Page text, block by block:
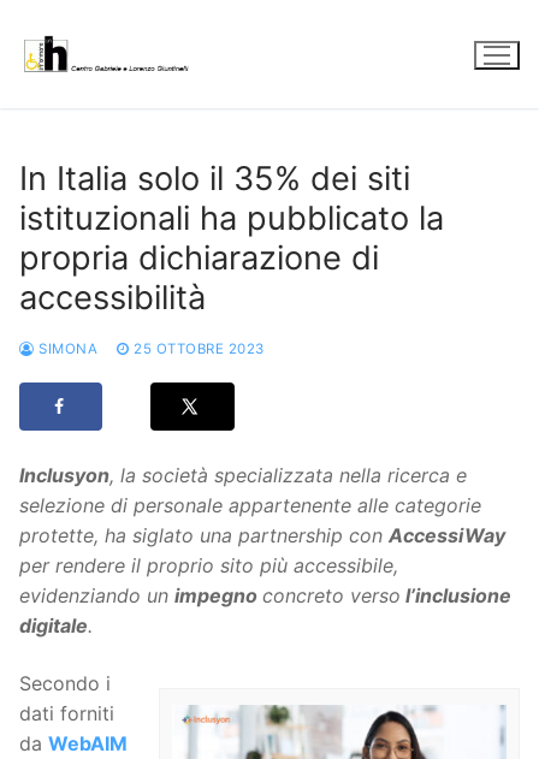
contenuto
In Italia solo il 35% dei siti
istituzionali ha pubblicato la
propria dichiarazione di
accessibilità
SIMONA 25 OTTOBRE 2023
Inclusyon, la società specializzata nella ricerca e
selezione di personale appartenente alle categorie
protette, ha siglato una partnership con AccessiWay
per rendere il proprio sito più accessibile,
evidenziando un impegno concreto verso l’inclusione
digitale.
Secondo i
dati forniti
da WebAIM